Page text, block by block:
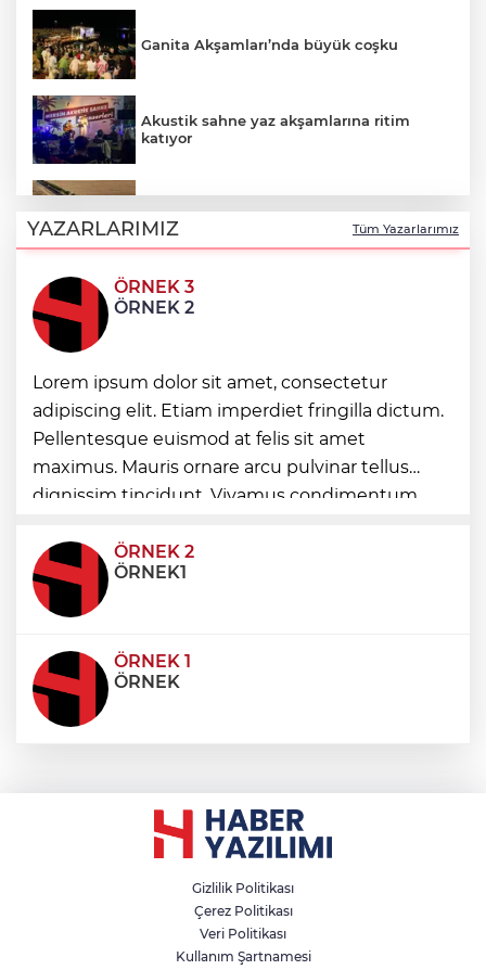
Ganita Akşamları’nda büyük coşku
Akustik sahne yaz akşamlarına ritim
katıyor
Kırsal yollara neşter
Denizli'de 160 milyon TL’lik alt ve üstyapı
yatırımı
Şampiyonlar, İETT ile İstanbul’da
Ayvalık’ta üretici ve el emeği pazarı renk
katıyor
YAZARLARIMIZ Tüm Yazarlarımız
ÖRNEK 3
ÖRNEK 2
Lorem ipsum dolor sit amet, consectetur
adipiscing elit. Etiam imperdiet fringilla dictum.
Pellentesque euismod at felis sit amet
maximus. Mauris ornare arcu pulvinar tellus
dignissim tincidunt. Vivamus condimentum
condimentum eros et, faucibus sapien. Praese
ÖRNEK 2
ÖRNEK1
ÖRNEK 1
ÖRNEK
Gizlilik Politikası
Çerez Politikası
Veri Politikası
Kullanım Şartnamesi